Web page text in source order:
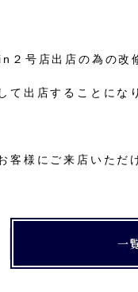
号店出店の為の改
て出店することにな
様にご来店いただ
一